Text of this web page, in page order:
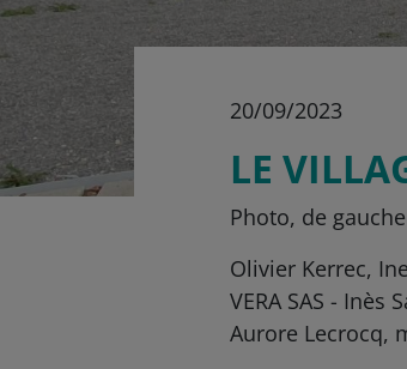
20/09/2023
LE
Photo, de
Olivier Kerrec,
VERA SAS -
Aurore Lecrocq,